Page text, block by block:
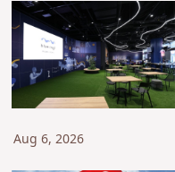
Aug 6, 2026